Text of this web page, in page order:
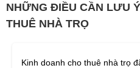
NHỮNG ĐIỀU CẦN LƯU
THUÊ NHÀ TRỌ
Kinh doanh cho thuê nhà trọ